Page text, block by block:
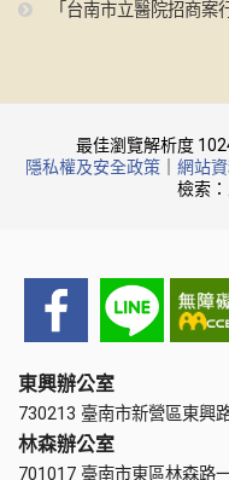
「台南市立醫院招商案
最佳瀏覽解析度
隱私權及安全政策
網站
檢索：
東興辦公室
730213 臺南市新營區東興
林森辦公室
701017 臺南市東區林森路